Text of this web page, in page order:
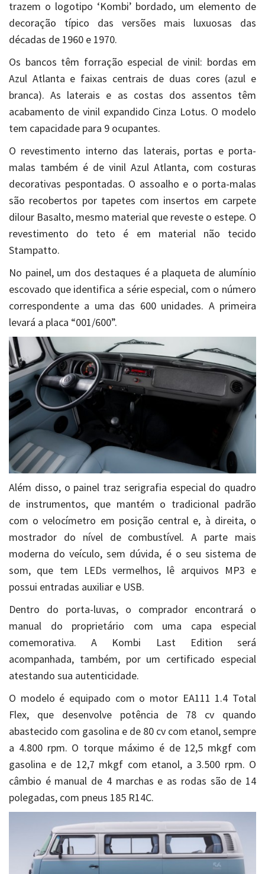
trazem o logotipo ‘Kombi’ bordado, um elemento de
decoração típico das versões mais luxuosas das
décadas de 1960 e 1970.
Os bancos têm forração especial de vinil: bordas em
Azul Atlanta e faixas centrais de duas cores (azul e
branca). As laterais e as costas dos assentos têm
acabamento de vinil expandido Cinza Lotus. O modelo
tem capacidade para 9 ocupantes.
O revestimento interno das laterais, portas e porta-
malas também é de vinil Azul Atlanta, com costuras
decorativas pespontadas. O assoalho e o porta-malas
são recobertos por tapetes com insertos em carpete
dilour Basalto, mesmo material que reveste o estepe. O
revestimento do teto é em material não tecido
Stampatto.
No painel, um dos destaques é a plaqueta de alumínio
escovado que identifica a série especial, com o número
correspondente a uma das 600 unidades. A primeira
levará a placa “001/600”.
Além disso, o painel traz serigrafia especial do quadro
de instrumentos, que mantém o tradicional padrão
com o velocímetro em posição central e, à direita, o
mostrador do nível de combustível. A parte mais
moderna do veículo, sem dúvida, é o seu sistema de
som, que tem LEDs vermelhos, lê arquivos MP3 e
possui entradas auxiliar e USB.
Dentro do porta-luvas, o comprador encontrará o
manual do proprietário com uma capa especial
comemorativa. A Kombi Last Edition será
acompanhada, também, por um certificado especial
atestando sua autenticidade.
O modelo é equipado com o motor EA111 1.4 Total
Flex, que desenvolve potência de 78 cv quando
abastecido com gasolina e de 80 cv com etanol, sempre
a 4.800 rpm. O torque máximo é de 12,5 mkgf com
gasolina e de 12,7 mkgf com etanol, a 3.500 rpm. O
câmbio é manual de 4 marchas e as rodas são de 14
polegadas, com pneus 185 R14C.